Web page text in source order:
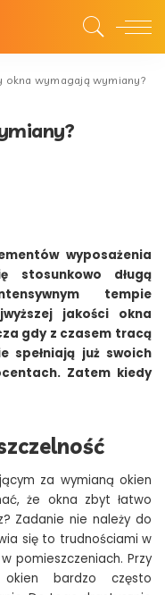
okna wymagają wymiany?
wyposażenia
stosunkowo długą
tempie
jakości okna
gdy z czasem tracą
spełniają już swoich
Zatem kiedy
za wymianą okien
że okna zbyt łatwo
Zadanie nie należy do
się to trudnościami w
pomieszczeniach. Przy
okien bardzo często